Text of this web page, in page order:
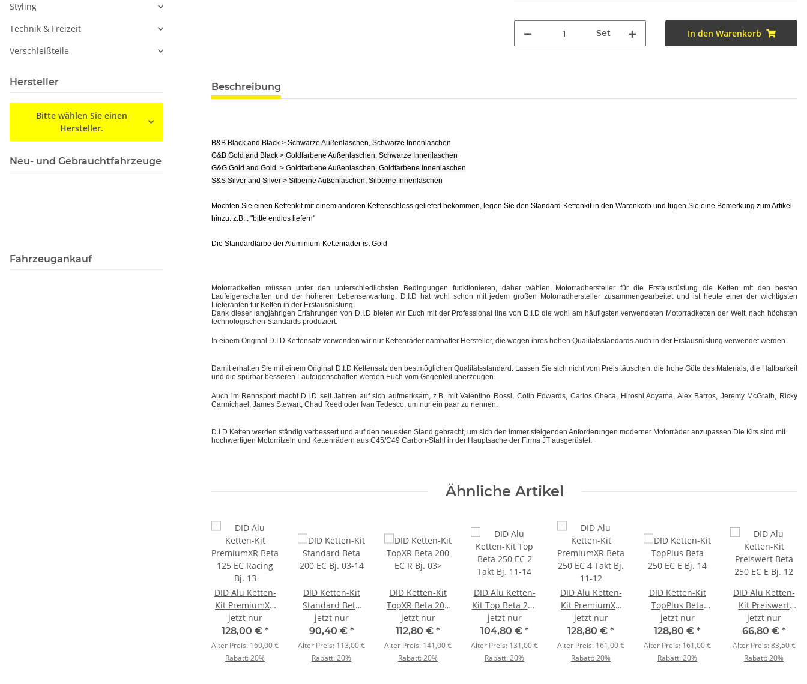
Set In den Warenkorb
Beschreibung
B&B Black and Black > Schwarze Außenlaschen, Schwarze Innenlaschen
G&B Gold and Black > Goldfarbene Außenlaschen, Schwarze Innenlaschen
G&G Gold and Gold > Goldfarbene Außenlaschen, Goldfarbene Innenlaschen
S&S Silver and Silver > Silberne Außenlaschen, Silberne Innenlaschen
Möchten Sie einen Kettenkit mit einem anderen Kettenschloss geliefert bekommen, legen Sie den Standard-Kettenkit in den Warenkorb und fügen Sie eine Bemerkung zum Artikel
hinzu. z.B. : "bitte endlos liefern"
Die Standardfarbe der Aluminium-Kettenräder ist Gold
Motorradketten müssen unter den unterschiedlichsten Bedingungen funktionieren, daher wählen Motorradhersteller für die Erstausrüstung die Ketten mit den besten
Laufeigenschaften und der höheren Lebenserwartung. D.I.D hat wohl schon mit jedem großen Motorradhersteller zusammengearbeitet und ist heute einer der wichtigsten
Lieferanten für Ketten in der Erstausrüstung.
Dank dieser langjährigen Erfahrungen von D.I.D bieten wir Euch mit der Professional line von D.I.D die wohl am häufigsten verwendeten Motorradketten der Welt, nach höchsten
technologischen Standards produziert.
In einem Original D.I.D Kettensatz verwenden wir nur Kettenräder namhafter Hersteller, die wegen ihres hohen Qualitätsstandards auch in der Erstausrüstung verwendet werden
Damit erhalten Sie mit einem Original D.I.D Kettensatz den bestmöglichen Qualitätsstandard. Lassen Sie sich nicht vom Preis täuschen, die hohe Güte des Materials, die Haltbarkeit
und die spürbar besseren Laufeigenschaften werden Euch vom Gegenteil überzeugen.
Auch im Rennsport macht D.I.D seit Jahren auf sich aufmerksam, z.B. mit Valentino Rossi, Colin Edwards, Carlos Checa, Hiroshi Aoyama, Alex Barros, Jeremy McGrath, Ricky
Carmichael, James Stewart, Chad Reed oder Ivan Tedesco, um nur ein paar zu nennen.
D.I.D Ketten werden ständig verbessert und auf den neuesten Stand gebracht, um sich den immer steigenden Anforderungen moderner Motorräder anzupassen.Die Kits sind mit
hochwertigen Motorritzeln und Kettenrädern aus C45/C49 Carbon-Stahl in der Hauptsache der Firma JT ausgerüstet.
Ähnliche Artikel
DID Alu Ketten-
Kit PremiumXR
Beta 125 EC
Racing Bj. 13
jetzt nur
128,00 € *
Alter Preis:160,00 €
Rabatt:20%
DID Ketten-Kit
Standard Beta
200 EC Bj. 03-14
jetzt nur
90,40 € *
Alter Preis:113,00 €
Rabatt:20%
DID Ketten-Kit
TopXR Beta 200
EC R Bj. 03>
jetzt nur
112,80 € *
Alter Preis:141,00 €
Rabatt:20%
DID Alu Ketten-
Kit Top Beta 250
EC 2 Takt Bj. 11-
14
jetzt nur
104,80 € *
Alter Preis:131,00 €
Rabatt:20%
DID Alu Ketten-
Kit PremiumXR
Beta 250 EC 4
Takt Bj. 11-12
jetzt nur
128,80 € *
Alter Preis:161,00 €
Rabatt:20%
DID Ketten-Kit
TopPlus Beta
250 EC E Bj. 14
jetzt nur
128,80 € *
Alter Preis:161,00 €
Rabatt:20%
DID Alu Ketten-
Kit Preiswert
Beta 250 EC E Bj.
12
jetzt nur
66,80 € *
Alter Preis:83,50 €
Rabatt:20%
Styling
Technik & Freizeit
Verschleißteile
Hersteller
Bitte wählen Sie einen
Hersteller.
Neu- und Gebrauchtfahrzeuge
Fahrzeugankauf